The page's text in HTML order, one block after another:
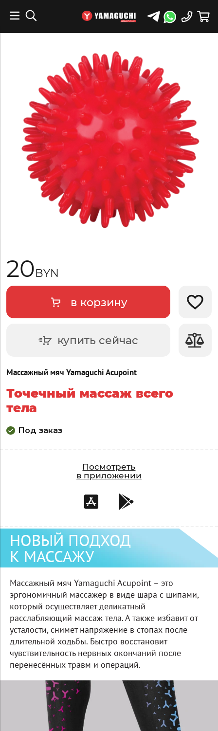
Массажный мяч Yamaguchi Acupoint
Точечный массаж всего
тела
Под заказ
20BYN
в корзину
купить сейчас
Посмотреть
в приложении
НОВЫЙ ПОДХОД
К МАССАЖУ
Массажный мяч Yamaguchi Acupoint – это
эргономичный массажер в виде шара с шипами,
который осуществляет деликатный
расслабляющий массаж тела. А также избавит от
усталости, снимет напряжение в стопах после
длительной ходьбы. Быстро восстановит
чувствительность нервных окончаний после
перенесённых травм и операций.